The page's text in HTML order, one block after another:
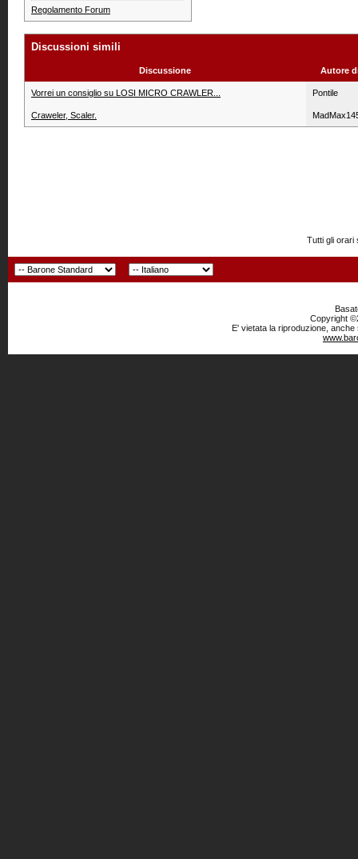
Regolamento Forum
Discussioni simili
Discussione Autore
Vorrei un consiglio su LOSI MICRO CRAWLER... Pontile
Craweler, Scaler.
Tutti gli orari
Copyright
E' vietata la riproduzione,